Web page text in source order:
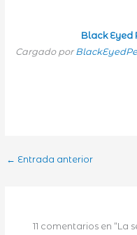
Black Eyed
Cargado por
← Entrada anterior
11 comentarios en “La